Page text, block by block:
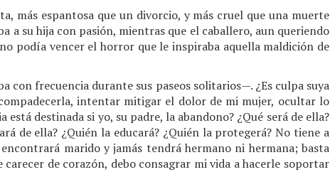
más espantosa que un divorcio, y más cruel que una muerte
a su hija con pasión, mientras que el caballero, aun queriendo
podía vencer el horror que le inspiraba aquella maldición de
con frecuencia durante sus paseos solitarios—. ¿Es culpa suya
intentar mitigar el dolor de mi mujer, ocultar lo
destinada si yo, su padre, la abandono? ¿Qué será de ella?
de ella? ¿Quién la educará? ¿Quién la protegerá? No tiene a
marido y jamás tendrá hermano ni hermana; basta
de corazón, debo consagrar mi vida a hacerle soportar